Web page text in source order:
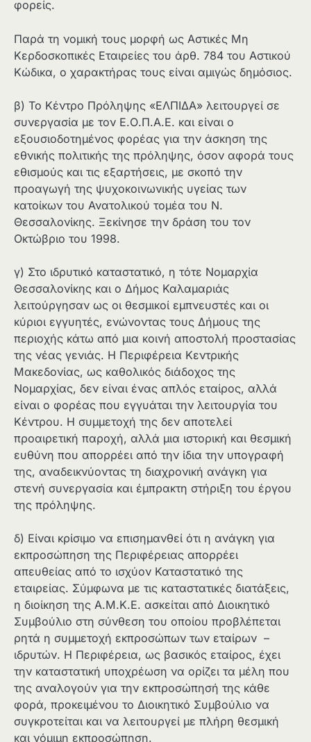
φορείς.
Παρά τη νομική τους μορφή ως Αστικές Μη
Κερδοσκοπικές Εταιρείες του άρθ. 784 του Αστικού
Κώδικα, ο χαρακτήρας τους είναι αμιγώς δημόσιος.
β) Το Κέντρο Πρόληψης «ΕΛΠΙΔΑ» λειτουργεί σε
συνεργασία με τον Ε.Ο.Π.Α.Ε. και είναι ο
εξουσιοδοτημένος φορέας για την άσκηση της
εθνικής πολιτικής της πρόληψης, όσον αφορά τους
εθισμούς και τις εξαρτήσεις, με σκοπό την
προαγωγή της ψυχοκοινωνικής υγείας των
κατοίκων του Ανατολικού τομέα του Ν.
Θεσσαλονίκης. Ξεκίνησε την δράση του τον
Οκτώβριο του 1998.
γ) Στο ιδρυτικό καταστατικό, η τότε Νομαρχία
Θεσσαλονίκης και ο Δήμος Καλαμαριάς
λειτούργησαν ως οι θεσμικοί εμπνευστές και οι
κύριοι εγγυητές, ενώνοντας τους Δήμους της
περιοχής κάτω από μια κοινή αποστολή προστασίας
της νέας γενιάς. Η Περιφέρεια Κεντρικής
Μακεδονίας, ως καθολικός διάδοχος της
Νομαρχίας, δεν είναι ένας απλός εταίρος, αλλά
είναι ο φορέας που εγγυάται την λειτουργία του
Κέντρου. Η συμμετοχή της δεν αποτελεί
προαιρετική παροχή, αλλά μια ιστορική και θεσμική
ευθύνη που απορρέει από την ίδια την υπογραφή
της, αναδεικνύοντας τη διαχρονική ανάγκη για
στενή συνεργασία και έμπρακτη στήριξη του έργου
της πρόληψης.
δ) Είναι κρίσιμο να επισημανθεί ότι η ανάγκη για
εκπροσώπηση της Περιφέρειας απορρέει
απευθείας από το ισχύον Καταστατικό της
εταιρείας. Σύμφωνα με τις καταστατικές διατάξεις,
η διοίκηση της Α.Μ.Κ.Ε. ασκείται από Διοικητικό
Συμβούλιο στη σύνθεση του οποίου προβλέπεται
ρητά η συμμετοχή εκπροσώπων των εταίρων –
ιδρυτών. Η Περιφέρεια, ως βασικός εταίρος, έχει
την καταστατική υποχρέωση να ορίζει τα μέλη που
της αναλογούν για την εκπροσώπησή της κάθε
φορά, προκειμένου το Διοικητικό Συμβούλιο να
συγκροτείται και να λειτουργεί με πλήρη θεσμική
και νόμιμη εκπροσώπηση.